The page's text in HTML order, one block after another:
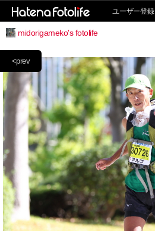
ユーザー登録
midorigameko's fotolife
<prev